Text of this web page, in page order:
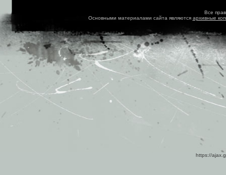
Все
Основными материалами сайта являются архивные
https://